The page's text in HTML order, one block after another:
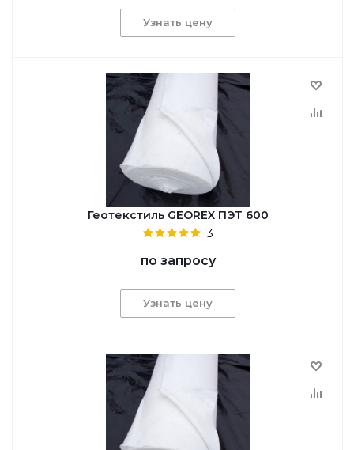
Узнать цену
Геотекстиль GEОREX ПЭТ 600
3
по запросу
Узнать цену